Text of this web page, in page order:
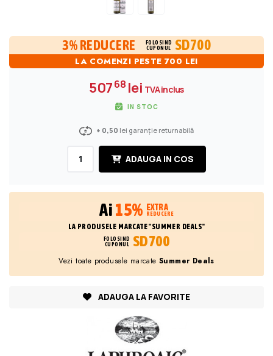
3% REDUCERE
FOLOSIND
CUPONUL
SD700
LA COMENZI PESTE 700 LEI
50768lei TVA inclus
IN STOC
+ 0,50 lei garanție returnabilă
ADAUGA IN COS
Ai15% EXTRA
REDUCERE
LA PRODUSELE MARCATE "SUMMER DEALS"
FOLOSIND
CUPONUL
SD700
Vezi toate produsele marcate Summer Deals
ADAUGA LA FAVORITE